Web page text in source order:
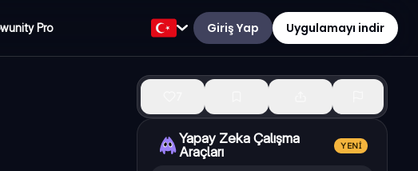
Pro Giriş Yap Uygulamayı indir
Yapay Zeka Çalışma
Araçları
YENI